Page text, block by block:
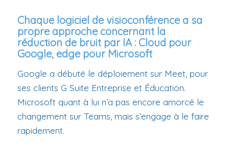
Chaque logiciel de visioconférence a sa
propre approche concernant la
réduction de bruit par IA : Cloud pour
Google, edge pour Microsoft
Google a débuté le déploiement sur Meet, pour
ses clients G Suite Entreprise et Éducation.
Microsoft quant à lui n’a pas encore amorcé le
changement sur Teams, mais s’engage à le faire
rapidement.